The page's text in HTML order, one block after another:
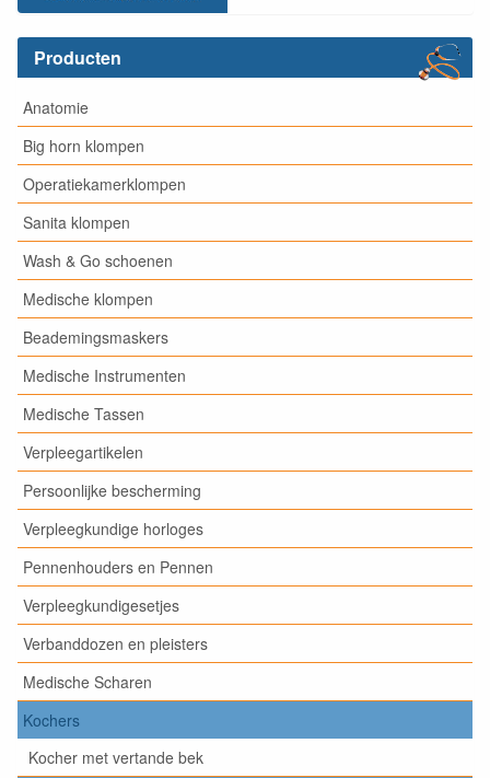
Producten
Anatomie
Big horn klompen
Operatiekamerklompen
Sanita klompen
Wash & Go schoenen
Medische klompen
Beademingsmaskers
Medische Instrumenten
Medische Tassen
Verpleegartikelen
Persoonlijke bescherming
Verpleegkundige horloges
Pennenhouders en Pennen
Verpleegkundigesetjes
Verbanddozen en pleisters
Medische Scharen
Kochers
Kocher met vertande bek